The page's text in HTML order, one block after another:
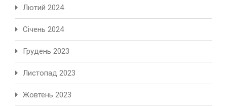
Лютий 2024
Січень 2024
Грудень 2023
Листопад 2023
Жовтень 2023